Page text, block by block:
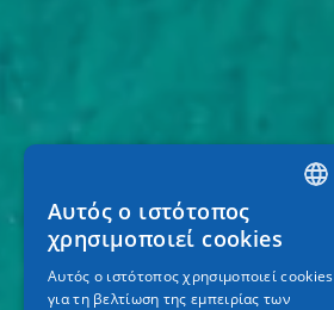
Αυτός ο ιστότοπος
χρησιμοποιεί cookies
Αυτός ο ιστότοπος χρησιμοποιεί cookies
για τη βελτίωση της εμπειρίας των